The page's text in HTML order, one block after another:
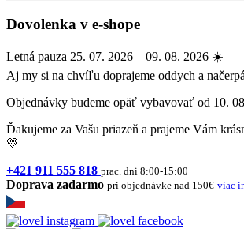
Dovolenka v e-shope
Letná pauza 25. 07. 2026 – 09. 08. 2026 ☀️
Aj my si na chvíľu doprajeme oddych a
Objednávky budeme opäť vybavovať od 10.
Ďakujeme za Vašu priazeň a prajeme Vám
💛
+421 911 555 818 prac. dni 8:00-15:00
Doprava zadarmo pri objednávke nad 150€ viac